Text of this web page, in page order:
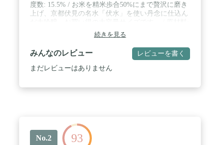
度数: 15.5% / お米を精米歩合50%にまで贅沢に磨き
上げ、京都伏見の名水「伏水」を使い丹念に仕込ん
米(国産)、米こうじ(国産米)、醸造アルコール
続きを見る
みんなのレビュー レビューを書く
まだレビューはありません
No.2 93